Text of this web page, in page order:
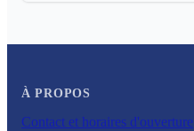
À PROPOS
Contact et horaires d'ouverture